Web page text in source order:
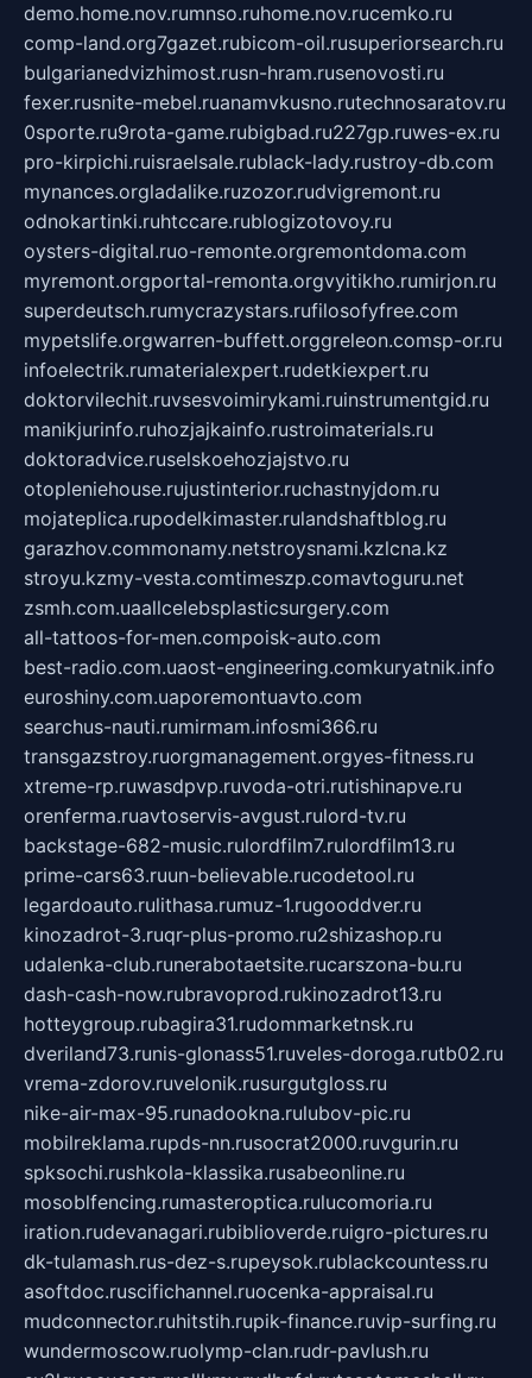
demo.home.nov.rumnso.ruhome.nov.rucemko.ru
comp-land.org7gazet.rubicom-oil.rusuperiorsearch.ru
bulgarianedvizhimost.rusn-hram.rusenovosti.ru
fexer.rusnite-mebel.ruanamvkusno.rutechnosaratov.ru
0sporte.ru9rota-game.rubigbad.ru227gp.ruwes-ex.ru
pro-kirpichi.ruisraelsale.rublack-lady.rustroy-db.com
mynances.orgladalike.ruzozor.rudvigremont.ru
odnokartinki.ruhtccare.rublogizotovoy.ru
oysters-digital.ruo-remonte.orgremontdoma.com
myremont.orgportal-remonta.orgvyitikho.rumirjon.ru
superdeutsch.rumycrazystars.rufilosofyfree.com
mypetslife.orgwarren-buffett.orggreleon.comsp-or.ru
infoelectrik.rumaterialexpert.rudetkiexpert.ru
doktorvilechit.ruvsesvoimirykami.ruinstrumentgid.ru
manikjurinfo.ruhozjajkainfo.rustroimaterials.ru
doktoradvice.ruselskoehozjajstvo.ru
otopleniehouse.rujustinterior.ruchastnyjdom.ru
mojateplica.rupodelkimaster.rulandshaftblog.ru
garazhov.commonamy.netstroysnami.kzlcna.kz
stroyu.kzmy-vesta.comtimeszp.comavtoguru.net
zsmh.com.uaallcelebsplasticsurgery.com
all-tattoos-for-men.compoisk-auto.com
best-radio.com.uaost-engineering.comkuryatnik.info
euroshiny.com.uaporemontuavto.com
searchus-nauti.rumirmam.infosmi366.ru
transgazstroy.ruorgmanagement.orgyes-fitness.ru
xtreme-rp.ruwasdpvp.ruvoda-otri.rutishinapve.ru
orenferma.ruavtoservis-avgust.rulord-tv.ru
backstage-682-music.rulordfilm7.rulordfilm13.ru
prime-cars63.ruun-believable.rucodetool.ru
legardoauto.rulithasa.rumuz-1.rugooddver.ru
kinozadrot-3.ruqr-plus-promo.ru2shizashop.ru
udalenka-club.runerabotaetsite.rucarszona-bu.ru
dash-cash-now.rubravoprod.rukinozadrot13.ru
hotteygroup.rubagira31.rudommarketnsk.ru
dveriland73.runis-glonass51.ruveles-doroga.rutb02.ru
vrema-zdorov.ruvelonik.rusurgutgloss.ru
nike-air-max-95.runadookna.rulubov-pic.ru
mobilreklama.rupds-nn.rusocrat2000.ruvgurin.ru
spksochi.rushkola-klassika.rusabeonline.ru
mosoblfencing.rumasteroptica.rulucomoria.ru
iration.rudevanagari.rubiblioverde.ruigro-pictures.ru
dk-tulamash.rus-dez-s.rupeysok.rublackcountess.ru
asoftdoc.ruscifichannel.ruocenka-appraisal.ru
mudconnector.ruhitstih.rupik-finance.ruvip-surfing.ru
wundermoscow.ruolymp-clan.rudr-pavlush.ru